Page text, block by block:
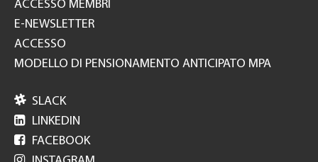
ACCESSO MEMBRI
E-NEWSLETTER
ACCESSO
MODELLO DI PENSIONAMENTO ANTICIPATO MPA
 SLACK
 LINKEDIN
 FACEBOOK